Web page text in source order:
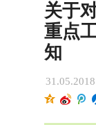
关于
重点
知